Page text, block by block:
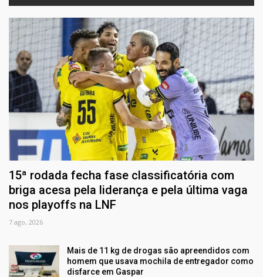
15ª rodada fecha fase classificatória com
briga acesa pela liderança e pela última vaga
nos playoffs na LNF
7 ago, 2026
Mais de 11 kg de drogas são apreendidos com
homem que usava mochila de entregador como
disfarce em Gaspar